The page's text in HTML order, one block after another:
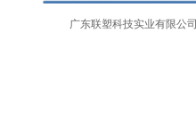
广东联塑科技实业有限公司